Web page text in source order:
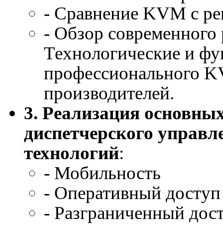
- Сравнение KVM с
- Обзор
Технологические и
профессионального
производителей.
3. Реализация
диспетчерского
технологий:
- Мобильность
- Оперативный
- Разграниченный